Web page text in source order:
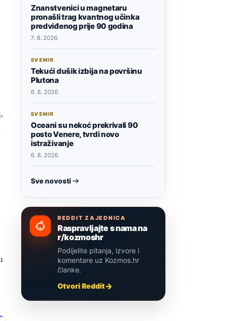
,
Znanstvenici u magnetaru
pronašli trag kvantnog učinka
predviđenog prije 90 godina
7. 8. 2026.
SVEMIR
Tekući dušik izbija na površinu
Plutona
6. 8. 2026.
SVEMIR
Oceani su nekoć prekrivali 90
posto Venere, tvrdi novo
istraživanje
6. 8. 2026.
Sve novosti
REDDIT ZAJEDNICA
Raspravljajte s nama na
r/kozmoshr
Podijelite pitanja, izvore i
komentare uz Kozmos.hr
članke.
Otvori Reddit